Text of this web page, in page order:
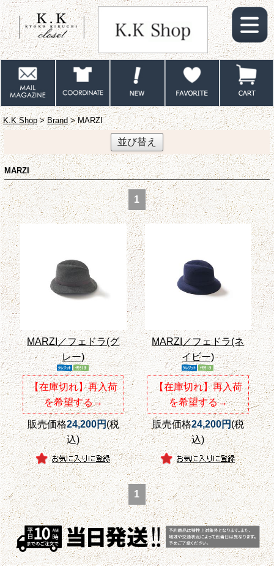
K.K Shop>Brand> MARZI
並び替え
MARZI
1
MARZI／フェドラ(グ
レー)
【在庫切れ】再入荷
を希望する→
販売価格24,200円(税
込)
MARZI／フェドラ(ネ
イビー)
【在庫切れ】再入荷
を希望する→
販売価格24,200円(税
込)
1